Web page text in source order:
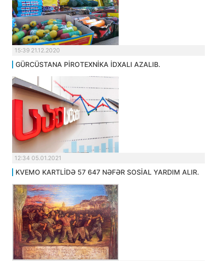
15:39 21.12.2020
GÜRCÜSTANA PİROTEXNİKA İDXALI AZALIB.
12:34 05.01.2021
KVEMO KARTLİDƏ 57 647 NƏFƏR SOSİAL YARDIM ALIR.